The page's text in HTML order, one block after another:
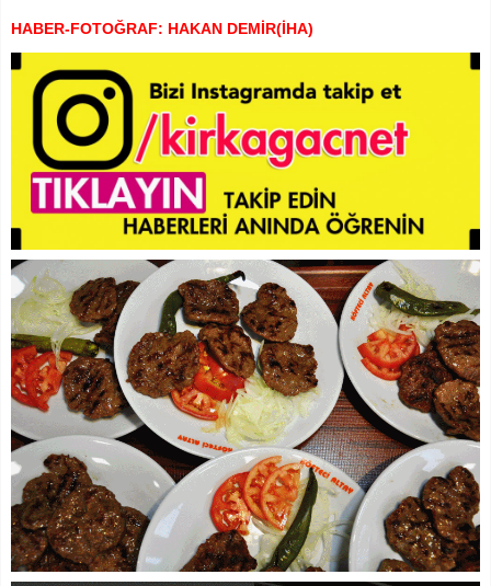
HABER-FOTOĞRAF: HAKAN DEMİR(İHA)